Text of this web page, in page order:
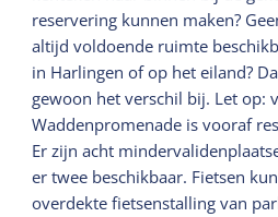
reservering kunnen maken?
altijd voldoende ruimte
in Harlingen of op het eiland?
gewoon het verschil bij. Let op:
Waddenpromenade is vooraf
Er zijn acht
er twee beschikbaar. Fietsen
overdekte fietsenstalling van